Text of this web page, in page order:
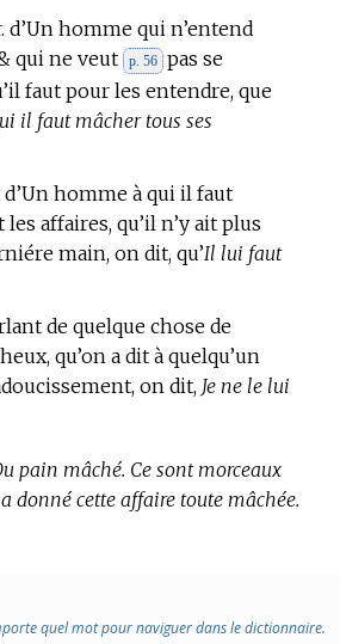
d’Un homme qui n’entend
qui ne veut
p. 56 pas se
faut pour les entendre, que
il faut mâcher tous ses
homme à qui il faut
affaires, qu’il n’y ait plus
main, on dit, qu’Il lui faut
de quelque chose de
qu’on a dit à quelqu’un
on dit, Je ne le lui
pain mâché. Ce sont morceaux
donné cette affaire toute mâchée.
quel mot pour naviguer dans le dictionnaire.